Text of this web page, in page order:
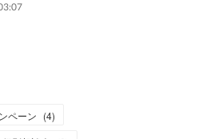
ペーン (4)